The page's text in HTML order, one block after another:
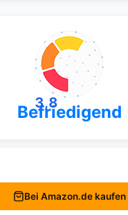
3,8
Befriedigend
Bei Amazon.de kaufen